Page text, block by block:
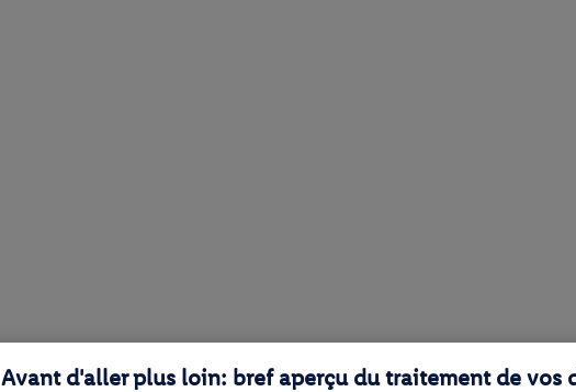
Avant d'aller plus loin: bref aperçu du traitement de vos